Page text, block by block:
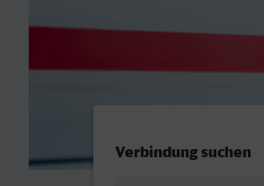
Verbindung suchen